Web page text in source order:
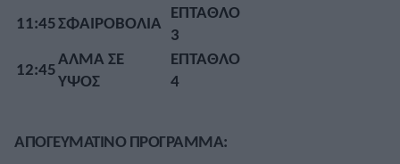
11:45ΣΦΑΙΡΟΒΟΛΙΑ
ΕΠΤΑΘΛΟ
3
12:45
ΑΛΜΑ ΣΕ
ΥΨΟΣ
ΕΠΤΑΘΛΟ
4
ΑΠΟΓΕΥΜΑΤΙΝΟ ΠΡΟΓΡΑΜΜΑ: